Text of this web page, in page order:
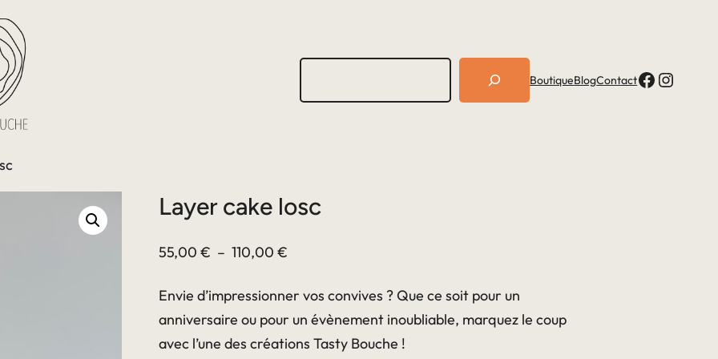
R
c
e
BoutiqueBlogContactFacebook Instagram
Layer cake losc
55,00 € – 110,00 €Plage
prix :
55,00 €
à
Envie d’impressionner vos convives ? Que ce soit pour un
anniversaire ou pour un évènement inoubliable, marquez le coup
avec l’une des créations Tasty Bouche !